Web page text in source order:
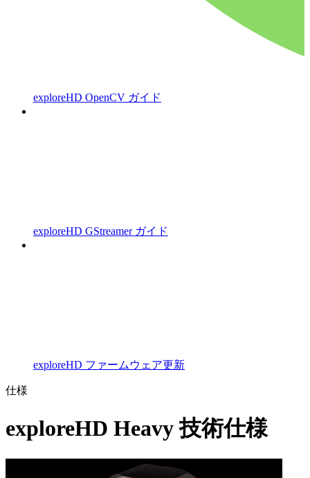
exploreHD OpenCV ガイド
exploreHD GStreamer ガイド
exploreHD ファームウェア更新
仕様
exploreHD Heavy 技術仕様